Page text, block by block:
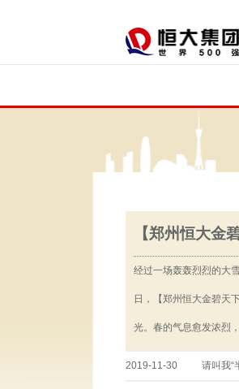
【郑州恒大金
经过一场轰轰烈烈的大
日，【郑州恒大金碧天
光。春的气息愈发浓烈
2019-11-30 请叫我“